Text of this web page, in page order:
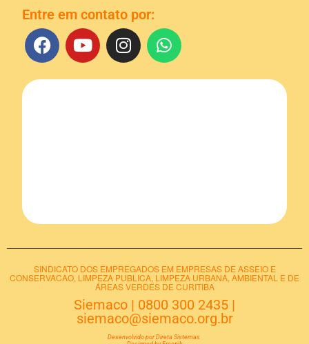
Entre em contato por:
SINDICATO DOS EMPREGADOS EM EMPRESAS DE ASSEIO E
CONSERVACAO, LIMPEZA PUBLICA, LIMPEZA URBANA, AMBIENTAL E DE
ÁREAS VERDES DE CURITIBA
Siemaco | 0800 300 2435 |
siemaco@siemaco.org.br
Desenvolvido por Direta Sistemas